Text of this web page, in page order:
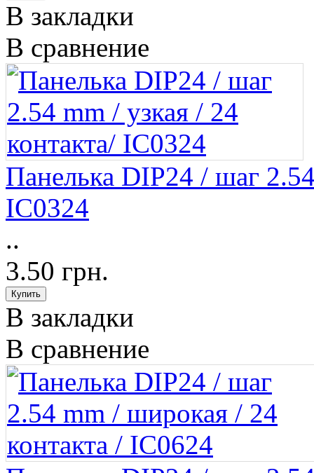
В закладки
В сравнение
Панелька DIP24 / шаг
IC0324
..
3.50 грн.
В закладки
В сравнение